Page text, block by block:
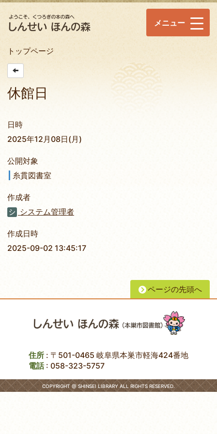
メニュー
トップページ
休館日
日時
2025年12月08日(月)
公開対象
糸貫図書室
作成者
システム管理者
作成日時
2025-09-02 13:45:17
ページの先頭へ
住所 : 〒501-0465 岐阜県本巣市軽海424番地
電話: 058-323-5757
COPYRIGHT @ SHINSEI LIBRARY ALL RIGHTS RESERVED.